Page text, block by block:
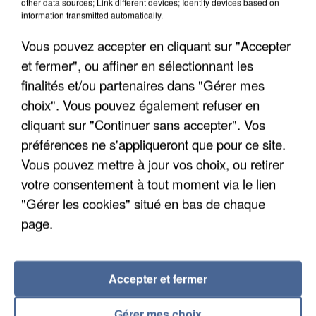
UN SECOND CADRE DE LA DZ MAFIA
INTERPELLÉ EN ALGÉRIE
information transmitted automatically.
Vous pouvez accepter en cliquant sur "Accepter
et fermer", ou affiner en sélectionnant les
finalités et/ou partenaires dans "Gérer mes
choix". Vous pouvez également refuser en
cliquant sur "Continuer sans accepter". Vos
préférences ne s'appliqueront que pour ce site.
Vous pouvez mettre à jour vos choix, ou retirer
votre consentement à tout moment via le lien
"Gérer les cookies" situé en bas de chaque
page.
Accepter et fermer